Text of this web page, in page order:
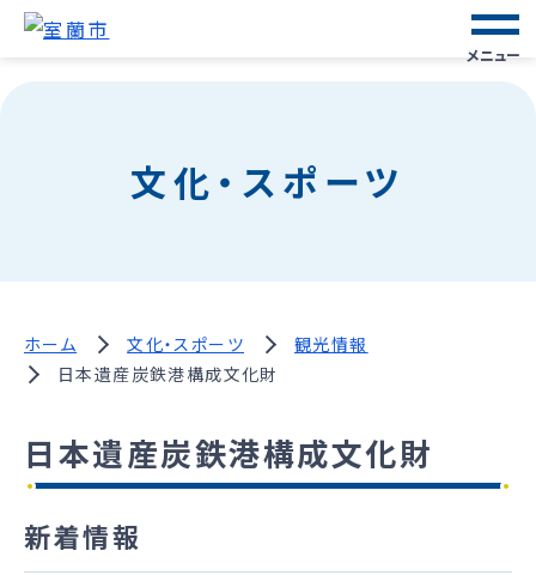
メニュー
文化・スポーツ
ホーム 文化・スポーツ
観光情報
日本遺産炭鉄港構成文化財
日本遺産炭鉄港構成文化財
新着情報